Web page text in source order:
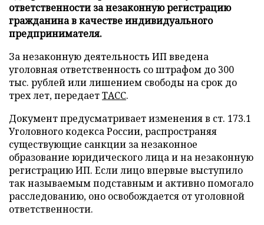
ответственности за незаконную регистрацию
гражданина в качестве индивидуального
предпринимателя.
За незаконную деятельность ИП введена
уголовная ответственность со штрафом до 300
тыс. рублей или лишением свободы на срок до
трех лет, передаетТАСС.
Документ предусматривает изменения в ст. 173.1
Уголовного кодекса России, распространяя
существующие санкции за незаконное
образование юридического лица и на незаконную
регистрацию ИП. Если лицо впервые выступило
так называемым подставным и активно помогало
расследованию, оно освобождается от уголовной
ответственности.